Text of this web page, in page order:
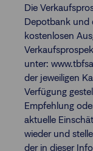
Die
Depotbank und
kostenlosen
unter:
der jeweiligen
Verfügung
Empfehlung
aktuelle
wieder und
der in dieser